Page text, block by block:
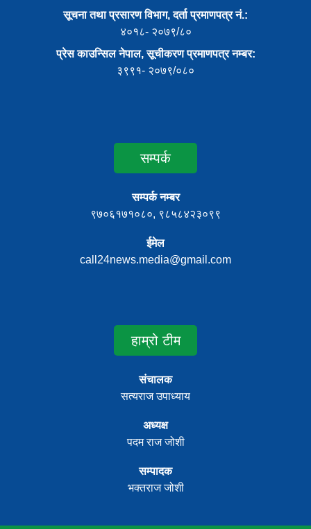
सूचना तथा प्रसारण विभाग, दर्ता प्रमाणपत्र नं.:
४०१८- २०७९/८०
प्रेस काउन्सिल नेपाल, सूचीकरण प्रमाणपत्र नम्बर:
३९९१- २०७९/०८०
सम्पर्क
सम्पर्क नम्बर
९७०६१७१०८०, ९८५८४२३०९९
ईमेल
call24news.media@gmail.com
हाम्रो टीम
संचालक
सत्यराज उपाध्याय
अध्यक्ष
पदम राज जोशी
सम्पादक
भक्तराज जोशी